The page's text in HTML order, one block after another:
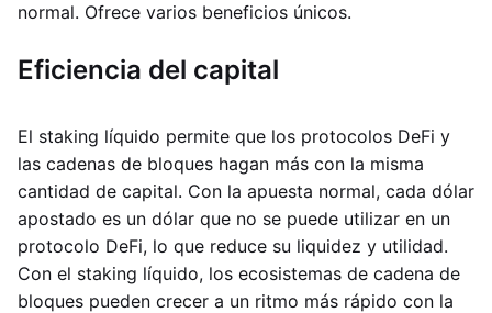
normal. Ofrece varios beneficios únicos.
Eficiencia del capital
El staking líquido permite que los protocolos DeFi y
las cadenas de bloques hagan más con la misma
cantidad de capital. Con la apuesta normal, cada dólar
apostado es un dólar que no se puede utilizar en un
protocolo DeFi, lo que reduce su liquidez y utilidad.
Con el staking líquido, los ecosistemas de cadena de
bloques pueden crecer a un ritmo más rápido con la